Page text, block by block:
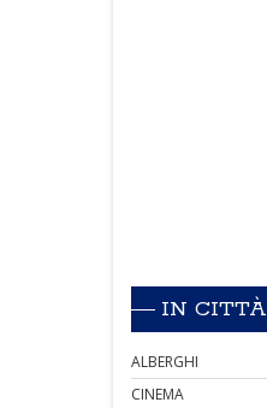
IN CITTÀ
ALBERGHI
CINEMA